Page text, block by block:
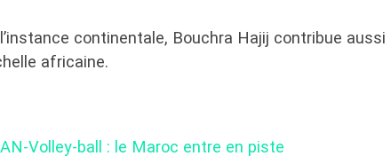
continentale, Bouchra Hajij contribue aussi
africaine.
Volley-ball : le Maroc entre en piste